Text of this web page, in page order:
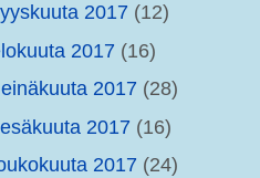
2017 (12)
2017 (16)
2017 (28)
2017 (16)
2017 (24)